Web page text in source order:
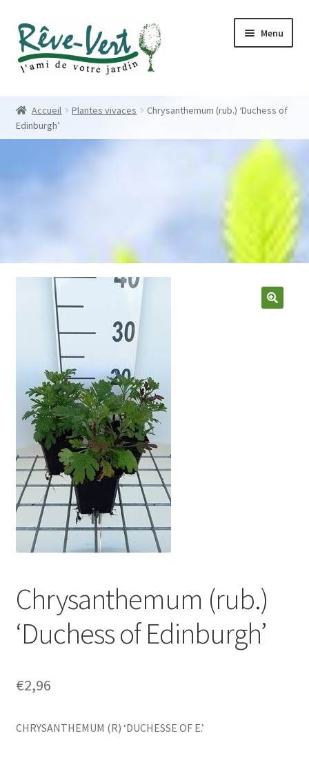
Skip
to
navigation
Skip
to
content
Menu
Pépinière
Accueil Plantes vivaces
Chrysanthemum (rub.) ‘Duchess of
Edinburgh’
Chrysanthemum (rub.)
‘Duchess of Edinburgh’
€2,96
CHRYSANTHEMUM (R) ‘DUCHESSE OF E.’